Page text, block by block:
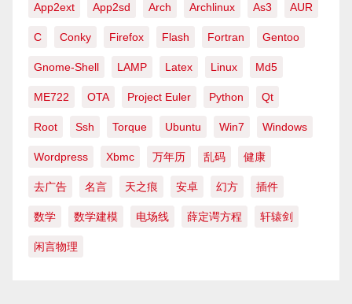
App2ext App2sd Arch Archlinux As3 AUR
C Conky Firefox Flash Fortran Gentoo
Gnome-Shell LAMP Latex Linux Md5
ME722 OTA Project Euler Python Qt
Root Ssh Torque Ubuntu Win7 Windows
Wordpress Xbmc 万年历 乱码 健康
去广告 名言 天之痕 安卓 幻方 插件
数学 数学建模 电场线 薛定谔方程 轩辕剑
闲言物理